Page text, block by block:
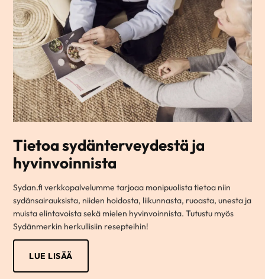
Tietoa sydänterveydestä ja
hyvinvoinnista
Sydan.fi verkkopalvelumme tarjoaa monipuolista tietoa niin
sydänsairauksista, niiden hoidosta, liikunnasta, ruoasta, unesta ja
muista elintavoista sekä mielen hyvinvoinnista. Tutustu myös
Sydänmerkin herkullisiin resepteihin!
LUE LISÄÄ